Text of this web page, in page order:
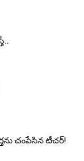
చంపేసిన టీచర్!